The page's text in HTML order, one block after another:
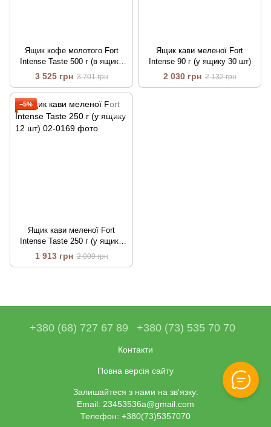
Ящик кофе молотого Fort
Intense Taste 500 г (в ящике
12 шт)
3 525 грн 3 701 грн
Ящик кави меленої Fort
Intense 90 г (у ящику 30 шт)
2 030 грн 2 132 грн
−5%
Ящик кави меленої Fort
Intense Taste 250 г (у ящику
12 шт)
1 913 грн 2 009 грн
+380 (68) 727 67 89 +380 (73) 535 70 70
Контакти
Повна версія сайту
Залишайтеся з нами на зв'язку:
Email: 23453536a@gmail.com
Телефон: +380(73)5357070